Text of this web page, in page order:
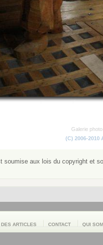
Galerie
(C) 2006-2010
soumise aux lois du copyright et
ARTICLES CONTACT QUI